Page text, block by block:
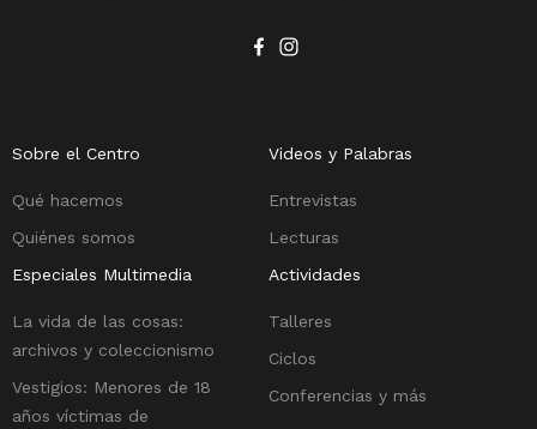
Sobre el Centro
Qué hacemos
Quiénes somos
Videos y Palabras
Entrevistas
Lecturas
Especiales Multimedia
La vida de las cosas:
archivos y coleccionismo
Vestigios: Menores de 18
años víctimas de
Actividades
Talleres
Ciclos
Conferencias y más